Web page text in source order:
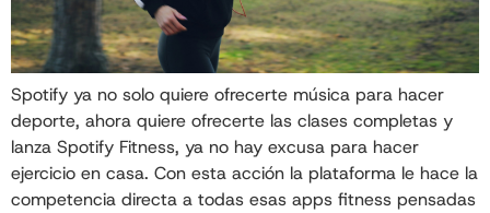
Spotify ya no solo quiere ofrecerte música para hacer
deporte, ahora quiere ofrecerte las clases completas y
lanza Spotify Fitness, ya no hay excusa para hacer
ejercicio en casa. Con esta acción la plataforma le hace la
competencia directa a todas esas apps fitness pensadas